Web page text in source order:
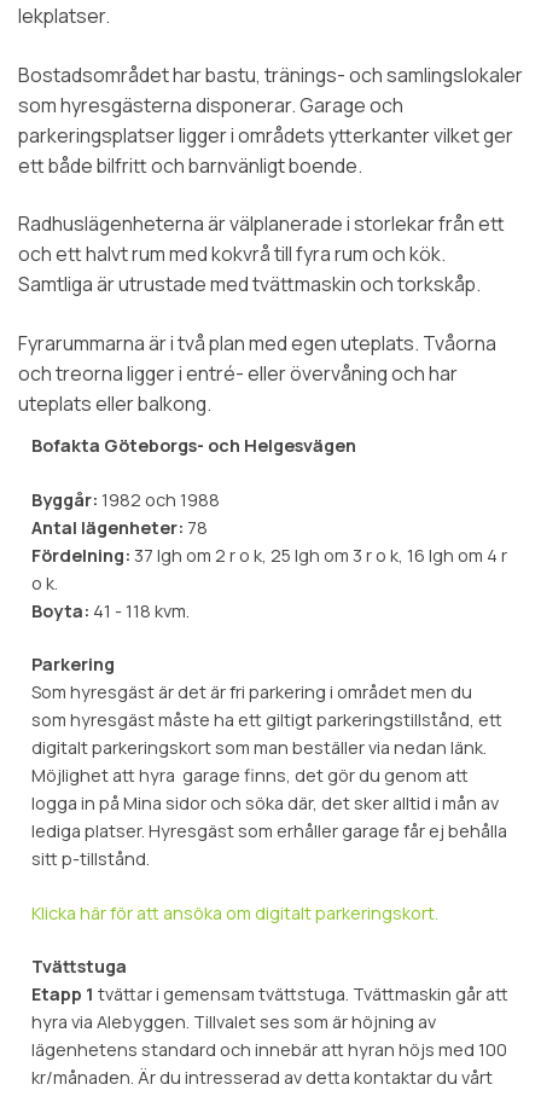
lekplatser.
Bostadsområdet har bastu, tränings- och samlingslokaler
som hyresgästerna disponerar. Garage och
parkeringsplatser ligger i områdets ytterkanter vilket ger
ett både bilfritt och barnvänligt boende.
Radhuslägenheterna är välplanerade i storlekar från ett
och ett halvt rum med kokvrå till fyra rum och kök.
Samtliga är utrustade med tvättmaskin och torkskåp.
Fyrarummarna är i två plan med egen uteplats. Tvåorna
och treorna ligger i entré- eller övervåning och har
uteplats eller balkong.
Bofakta Göteborgs- och Helgesvägen
Byggår: 1982 och 1988
Antal lägenheter: 78
Fördelning: 37 lgh om 2 r o k, 25 lgh om 3 r o k, 16 lgh om 4 r
o k.
Boyta: 41 - 118 kvm.
Parkering
Som hyresgäst är det är fri parkering i området men du
som hyresgäst måste ha ett giltigt parkeringstillstånd, ett
digitalt parkeringskort som man beställer via nedan länk.
Möjlighet att hyra garage finns, det gör du genom att
logga in på Mina sidor och söka där, det sker alltid i mån av
lediga platser. Hyresgäst som erhåller garage får ej behålla
sitt p-tillstånd.
Klicka här för att ansöka om digitalt parkeringskort.
Tvättstuga
Etapp 1 tvättar i gemensam tvättstuga. Tvättmaskin går att
hyra via Alebyggen. Tillvalet ses som är höjning av
lägenhetens standard och innebär att hyran höjs med 100
kr/månaden. Är du intresserad av detta kontaktar du vårt